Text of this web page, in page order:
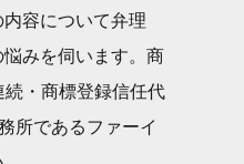
容について弁理
みを伺います。商
・商標登録信任代
所であるファーイ